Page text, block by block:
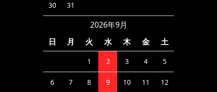
30 31
2026年9月
日
月 火 水 木 金 土
1 2 3 4 5
6 7 8 9 10 11 12